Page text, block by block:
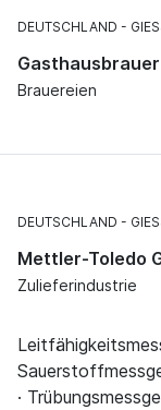
DEUTSCHLAND
Brauereien
DEUTSCHLAND
Mettler-Toledo
Zulieferindustrie
·